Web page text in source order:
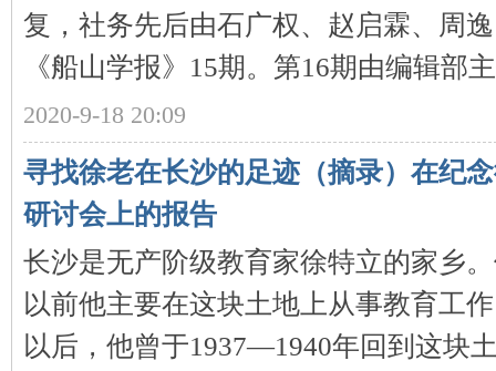
复，社务先后由石广权、赵启霖、周
《船山学报》15期。第16期由编辑部
2020-9-18 20:09
寻找徐老在长沙的足迹（摘录）在纪
研讨会上的报告
长沙是无产阶级教育家徐特立的家乡
以前他主要在这块土地上从事教育工
以后，他曾于1937—1940年回到这块